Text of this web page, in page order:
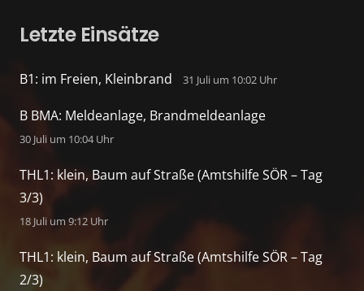
Letzte Einsätze
B1: im Freien, Kleinbrand 31 Juli um 10:02 Uhr
B BMA: Meldeanlage, Brandmeldeanlage
30 Juli um 10:04 Uhr
THL1: klein, Baum auf Straße (Amtshilfe SÖR – Tag
3/3)
18 Juli um 9:12 Uhr
THL1: klein, Baum auf Straße (Amtshilfe SÖR – Tag
2/3)